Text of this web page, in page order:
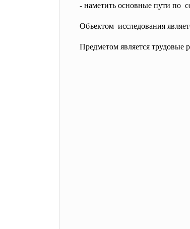
- наметить основные пути по
Объектом исследования
Предметом является трудовые